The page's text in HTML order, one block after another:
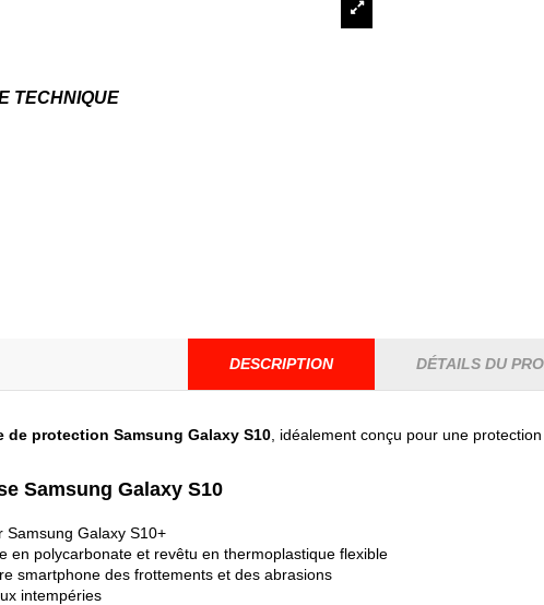
TECHNIQUE
DESCRIPTION DÉTAILS DU
de protection Samsung Galaxy S10 , idéalement conçu pour une
Samsung Galaxy S10
Galaxy S10+
en polycarbonate et revêtu en thermoplastique flexible
smartphone des frottements et des abrasions
intempéries